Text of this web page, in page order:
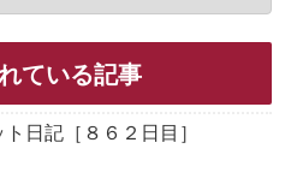
ている記事
日記［８６２日目］